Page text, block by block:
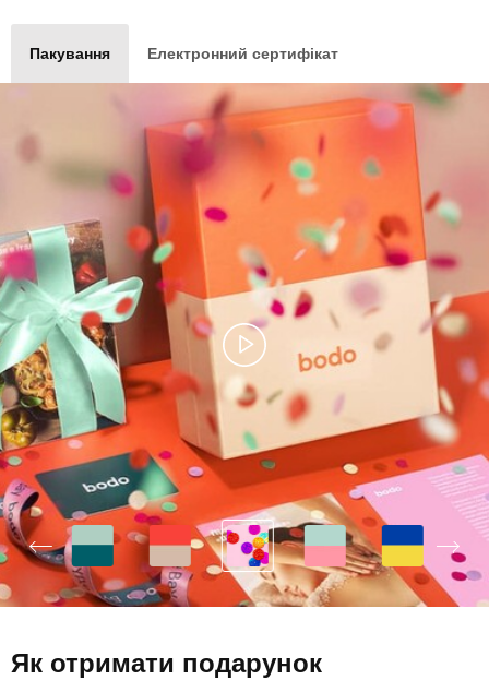
Пакування Електронний сертифікат
Як отримати подарунок